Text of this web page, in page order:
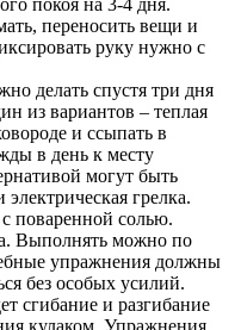
переносить вещи и
руку нужно с
делать спустя три дня
из вариантов – теплая
и ссыпать в
в день к месту
могут быть
грелка.
поваренной солью.
Выполнять можно по
упражнения должны
без особых усилий.
сгибание и разгибание
кулаком. Упражнения